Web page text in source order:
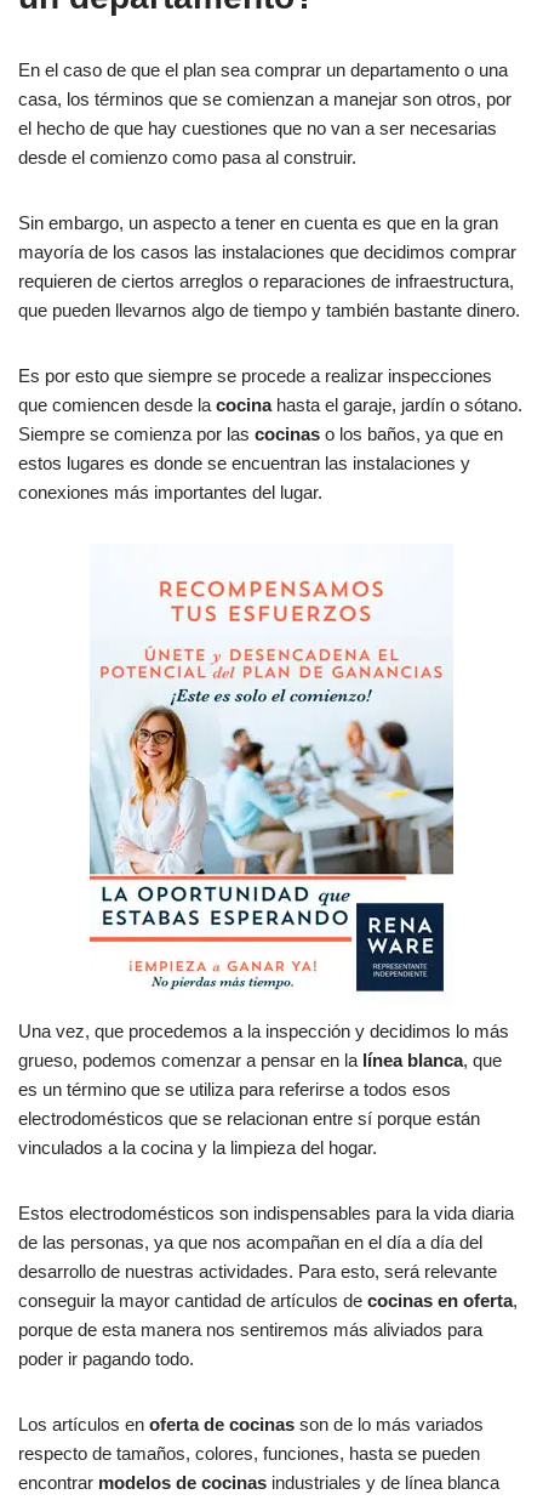
En el caso de que el plan sea comprar un departamento o una
casa, los términos que se comienzan a manejar son otros, por
el hecho de que hay cuestiones que no van a ser necesarias
desde el comienzo como pasa al construir.
Sin embargo, un aspecto a tener en cuenta es que en la gran
mayoría de los casos las instalaciones que decidimos comprar
requieren de ciertos arreglos o reparaciones de infraestructura,
que pueden llevarnos algo de tiempo y también bastante dinero.
Es por esto que siempre se procede a realizar inspecciones
que comiencen desde la cocinahasta el garaje, jardín o sótano.
Siempre se comienza por las cocinas o los baños, ya que en
estos lugares es donde se encuentran las instalaciones y
conexiones más importantes del lugar.
Una vez, que procedemos a la inspección y decidimos lo más
grueso, podemos comenzar a pensar en la línea blanca, que
es un término que se utiliza para referirse a todos esos
electrodomésticos que se relacionan entre sí porque están
vinculados a la cocina y la limpieza del hogar.
Estos electrodomésticos son indispensables para la vida diaria
de las personas, ya que nos acompañan en el día a día del
desarrollo de nuestras actividades. Para esto, será relevante
conseguir la mayor cantidad de artículos de cocinas en oferta,
porque de esta manera nos sentiremos más aliviados para
poder ir pagando todo.
Los artículos en oferta de cocinas son de lo más variados
respecto de tamaños, colores, funciones, hasta se pueden
encontrar modelos de cocinas industriales y de línea blanca